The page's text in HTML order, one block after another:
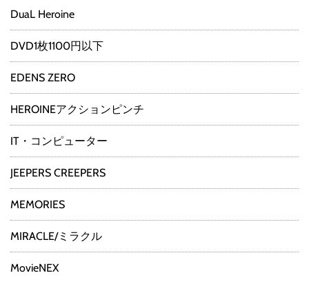
DuaL Heroine
DVD1枚1100円以下
EDENS ZERO
HEROINEアクションピンチ
IT・コンピューター
JEEPERS CREEPERS
MEMORIES
MIRACLE/ミラクル
MovieNEX